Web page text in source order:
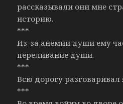
рассказывали они мне
историю.
***
Из-за анемии души ему
переливание души.
***
Всю дорогу
***